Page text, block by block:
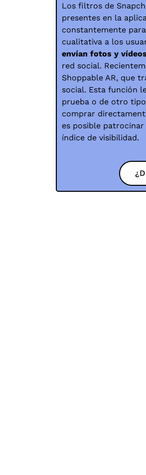
Los filtros de
presentes en la
constantemente
cualitativa a los
envían fotos y
red social.
Shoppable AR, que
social. Esta función
prueba o de otro
comprar
es posible
índice de visibilidad.